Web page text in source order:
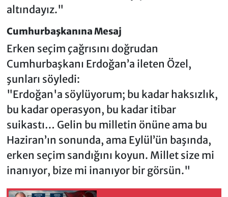
altındayız."
Cumhurbaşkanına Mesaj
Erken seçim çağrısını doğrudan
Cumhurbaşkanı Erdoğan’a ileten Özel,
şunları söyledi:
"Erdoğan'a söylüyorum; bu kadar haksızlık,
bu kadar operasyon, bu kadar itibar
suikastı… Gelin bu milletin önüne ama bu
Haziran’ın sonunda, ama Eylül’ün başında,
erken seçim sandığını koyun. Millet size mi
inanıyor, bize mi inanıyor bir görsün."